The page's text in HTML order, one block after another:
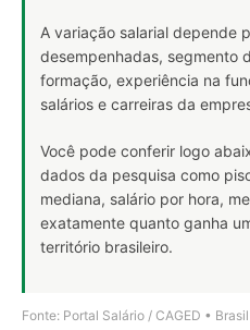
A variação salarial depende
desempenhadas, segmento
formação, experiência na
salários e carreiras da
Você pode conferir logo
dados da pesquisa como
mediana, salário por hora,
exatamente quanto ganha
território brasileiro.
Fonte: Portal Salário / CAGED •